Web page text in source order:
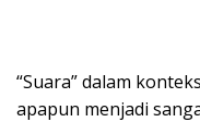
“Suara” dalam
apapun menjadi